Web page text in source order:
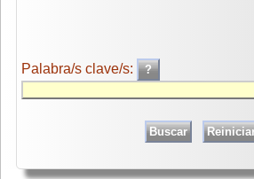
Palabra/s clave/s: